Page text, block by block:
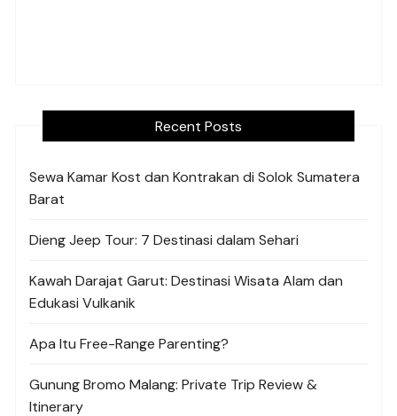
Recent Posts
Sewa Kamar Kost dan Kontrakan di Solok Sumatera
Barat
Dieng Jeep Tour: 7 Destinasi dalam Sehari
Kawah Darajat Garut: Destinasi Wisata Alam dan
Edukasi Vulkanik
Apa Itu Free-Range Parenting?
Gunung Bromo Malang: Private Trip Review &
Itinerary